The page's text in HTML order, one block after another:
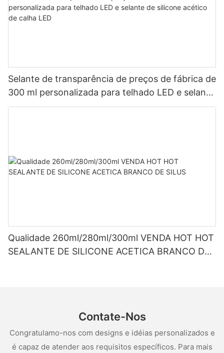
Selante de transparência de preços de fábrica de
300 ml personalizada para telhado LED e selante
de silicone acético de calha LED
Qualidade 260ml/280ml/300ml VENDA HOT HOT
SEALANTE DE SILICONE ACETICA BRANCO DE
Contate-Nos
Congratulamo-nos com designs e idéias personalizados e
é capaz de atender aos requisitos específicos. Para mais